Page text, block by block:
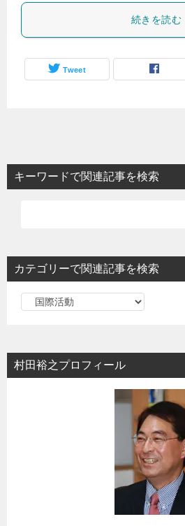
続きを読む
Tweet
キーワードで関連記事を検索
カテゴリーで関連記事を検索
リ
ー
村田裕之プロフィール